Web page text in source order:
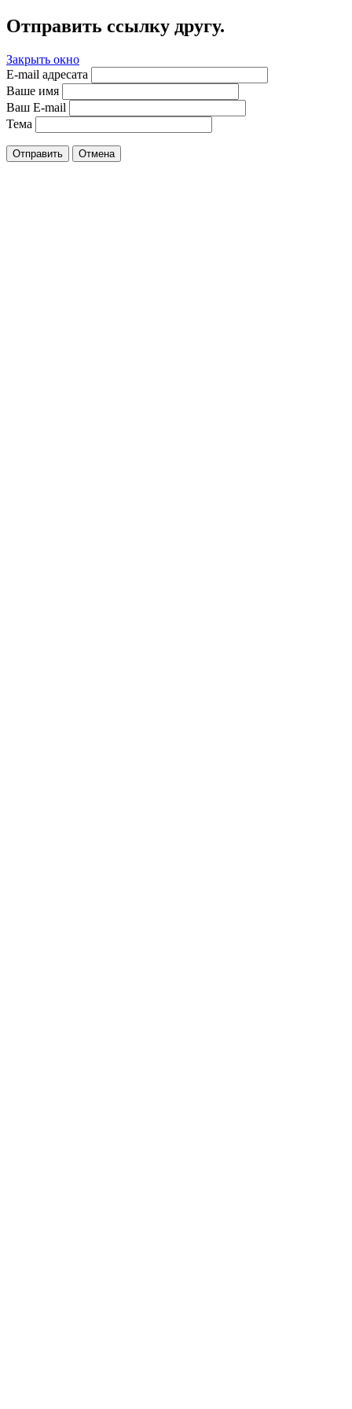
Отправить ссылку другу.
Закрыть окно
E-mail адресата
Ваше имя
Ваш E-mail
Тема
Отправить Отмена